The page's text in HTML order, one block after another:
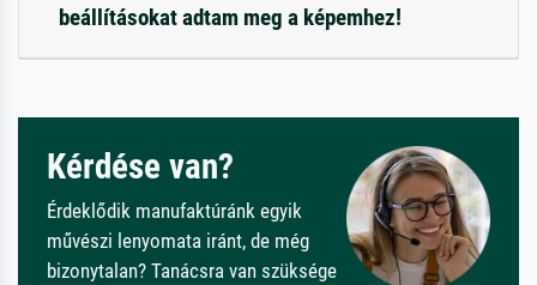
beállításokat adtam meg a képemhez!
Kérdése van?
Érdeklődik manufaktúránk egyik
művészi lenyomata iránt, de még
bizonytalan? Tanácsra van szüksége